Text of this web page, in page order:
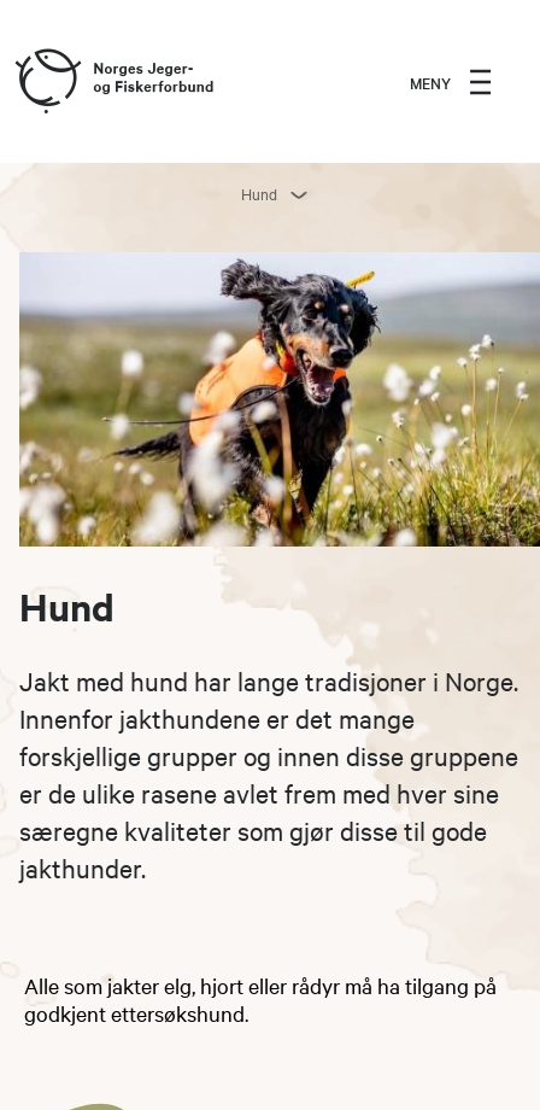
MENY
Hund
Hund
Jakt med hund har lange tradisjoner i Norge.
Innenfor jakthundene er det mange
forskjellige grupper og innen disse gruppene
er de ulike rasene avlet frem med hver sine
særegne kvaliteter som gjør disse til gode
jakthunder.
Alle som jakter elg, hjort eller rådyr må ha tilgang på
godkjent ettersøkshund.